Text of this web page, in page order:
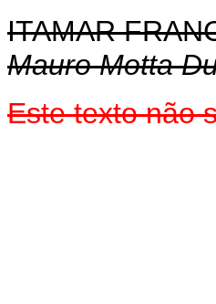
ITAMAR
Mauro Motta
Este texto não